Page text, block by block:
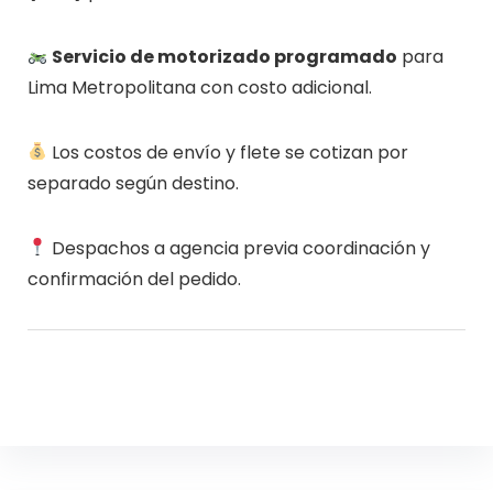
Servicio de motorizado programado para
Lima Metropolitana con costo adicional.
Los costos de envío y flete se cotizan por
separado según destino.
Despachos a agencia previa coordinación y
confirmación del pedido.